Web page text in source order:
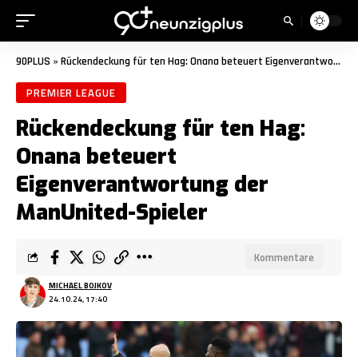
90PLUS » Rückendeckung für ten Hag: Onana beteuert Eigenverantwortung der ManUnited-Spieler
PREMIER LEAGUE
Rückendeckung für ten Hag:
Onana beteuert
Eigenverantwortung der
ManUnited-Spieler
24.10.24, 17:40
MICHAEL BOJKOV
Kommentare